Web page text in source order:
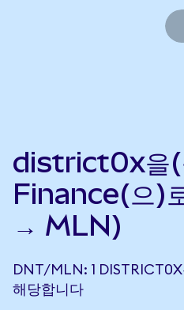
district0x을
Finance(으)
→ MLN)
DNT/MLN: 1
해당합니다